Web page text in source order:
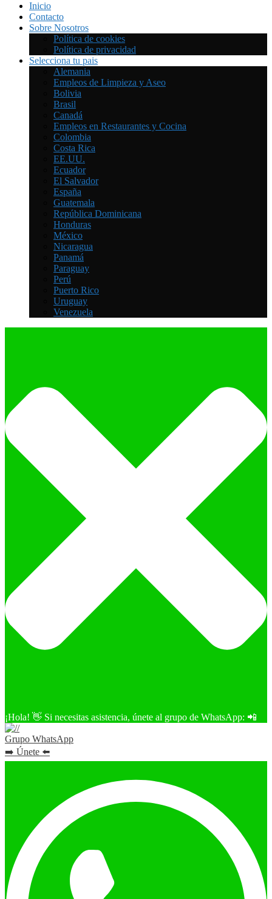
Inicio
Contacto
Sobre Nosotros
Política de cookies
Política de privacidad
Selecciona tu pais
Alemania
Empleos de Limpieza y Aseo
Bolivia
Brasil
Canadá
Empleos en Restaurantes y Cocina
Colombia
Costa Rica
EE.UU.
Ecuador
El Salvador
España
Guatemala
República Dominicana
Honduras
México
Nicaragua
Panamá
Paraguay
Perú
Puerto Rico
Uruguay
Venezuela
¡Hola! 👋 Si necesitas asistencia, únete al grupo de WhatsApp: 📲
Grupo WhatsApp
➡️ Únete ⬅️